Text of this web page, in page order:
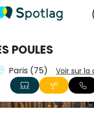
POULES
Paris (75) Voir sur la